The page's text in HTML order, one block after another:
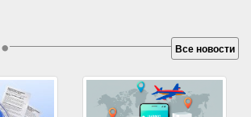
• Все новости